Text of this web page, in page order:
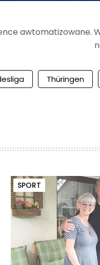
awtomatizowane.
Thüringen
SPORT